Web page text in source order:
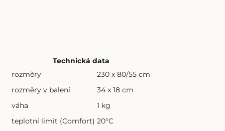
Technická data
rozměry
230 x 80/55 cm
rozměry v balení
34 x 18 cm
váha
1 kg
teplotní limit (Comfort) 20°C